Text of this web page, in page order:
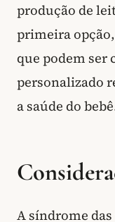
produção de
primeira
que podem ser
personalizado
a saúde do
A síndrome